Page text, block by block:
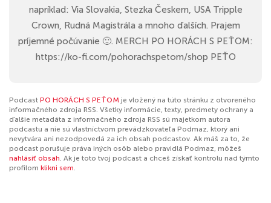
napríklad: Via Slovakia, Stezka Českem, USA Tripple
Crown, Rudná Magistrála a mnoho ďalších. Prajem
príjemné počúvanie 🙂. MERCH PO HORÁCH S PEŤOM:
https://ko-fi.com/pohorachspetom/shop PEŤO
Podcast PO HORÁCH S PEŤOM je vložený na túto stránku z otvoreného
informačného zdroja RSS. Všetky informácie, texty, predmety ochrany a
ďalšie metadáta z informačného zdroja RSS sú majetkom autora
podcastu a nie sú vlastníctvom prevádzkovateľa Podmaz, ktorý ani
nevytvára ani nezodpovedá za ich obsah podcastov. Ak máš za to, že
podcast porušuje práva iných osôb alebo pravidlá Podmaz, môžeš
nahlásiť obsah. Ak je toto tvoj podcast a chceš získať kontrolu nad týmto
profilom klikni sem.